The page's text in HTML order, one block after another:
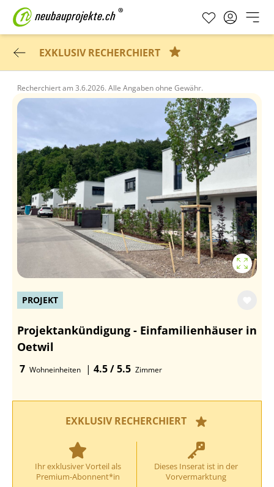
EXKLUSIV RECHERCHIERT
Recherchiert am 3.6.2026. Alle Angaben ohne Gewähr.
PROJEKT
Projektankündigung - Einfamilienhäuser in
Oetwil
7 Wohneinheiten | 4.5 / 5.5 Zimmer
EXKLUSIV RECHERCHIERT
Ihr exklusiver Vorteil als
Premium-Abonnent*in
Dieses Inserat ist in der
Vorvermarktung